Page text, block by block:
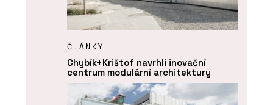
ČLÁNKY
Chybík+Krištof navrhli inovační
centrum modulární architektury